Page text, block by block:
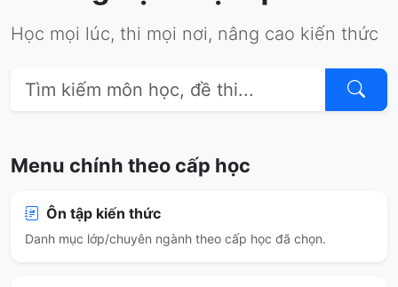
Học mọi lúc, thi mọi nơi, nâng cao kiến thức
Menu chính theo cấp học
Ôn tập kiến thức
Danh mục lớp/chuyên ngành theo cấp học đã chọn.